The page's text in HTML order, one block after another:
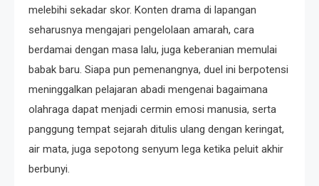
melebihi sekadar skor. Konten drama di lapangan
seharusnya mengajari pengelolaan amarah, cara
berdamai dengan masa lalu, juga keberanian memulai
babak baru. Siapa pun pemenangnya, duel ini berpotensi
meninggalkan pelajaran abadi mengenai bagaimana
olahraga dapat menjadi cermin emosi manusia, serta
panggung tempat sejarah ditulis ulang dengan keringat,
air mata, juga sepotong senyum lega ketika peluit akhir
berbunyi.